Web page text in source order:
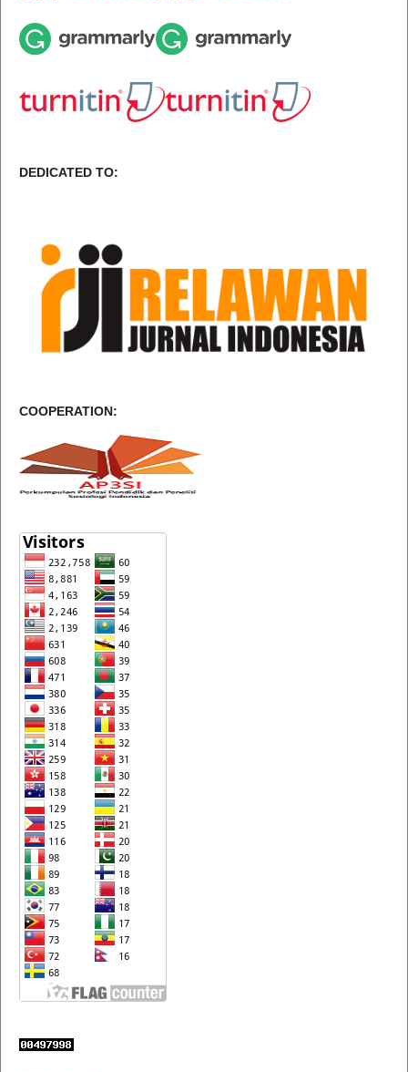
DEDICATED TO:
COOPERATION: